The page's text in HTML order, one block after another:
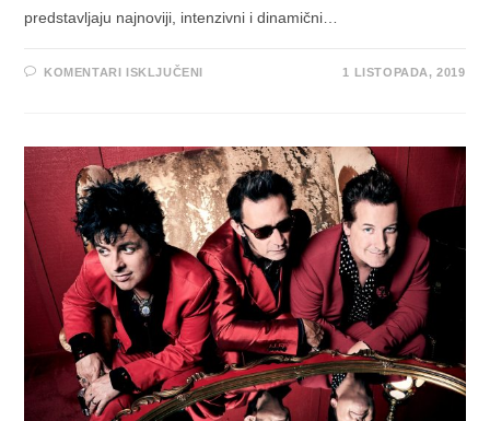
predstavljaju najnoviji, intenzivni i dinamični…
KOMENTARI ISKLJUČENI
“THE
RUNNER”
PROGANJA
NJEGOV
ZLI
DVOJNIK
1 LISTOPADA, 2019